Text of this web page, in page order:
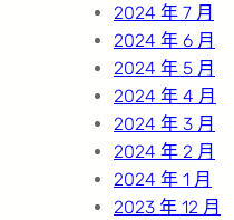
2024 年 7 月
2024 年 6 月
2024 年 5 月
2024 年 4 月
2024 年 3 月
2024 年 2 月
2024 年 1 月
2023 年 12 月